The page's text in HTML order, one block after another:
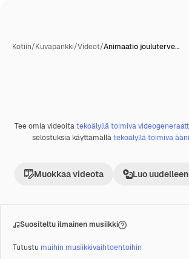
Kotiin/Kuvapankki/Videot/Animaatio jouluterve…
PremiumTekoälyn luoma
Tee omia videoitatekoälyllä toimiva
selostuksia käyttämällätekoälyllä toimiva
Muokkaa videota Luo uudelleen
Suositeltu ilmainen musiikki
Tutustu muihin musiikkivaihtoehtoihin